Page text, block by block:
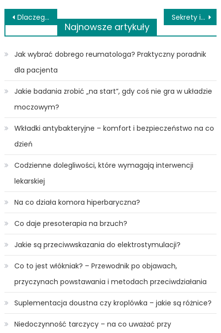
Nawigacja
wpisu
Dlaczego ważny jest krem po zabiegach kosmetycznych i kiedy go stosować? Sekrety idealnej pielęgnacji twarzy – jak zadbać o zdrową i promienną cerę
Najnowsze artykuły
Jak wybrać dobrego reumatologa? Praktyczny poradnik
dla pacjenta
Jakie badania zrobić „na start”, gdy coś nie gra w układzie
moczowym?
Wkładki antybakteryjne – komfort i bezpieczeństwo na co
dzień
Codzienne dolegliwości, które wymagają interwencji
lekarskiej
Na co działa komora hiperbaryczna?
Co daje presoterapia na brzuch?
Jakie są przeciwwskazania do elektrostymulacji?
Co to jest włókniak? – Przewodnik po objawach,
przyczynach powstawania i metodach przeciwdziałania
Suplementacja doustna czy kroplówka – jakie są różnice?
Niedoczynność tarczycy – na co uważać przy